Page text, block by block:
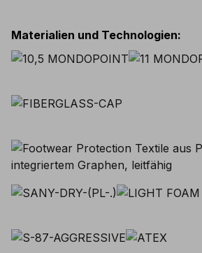
Materialien und Technologien: